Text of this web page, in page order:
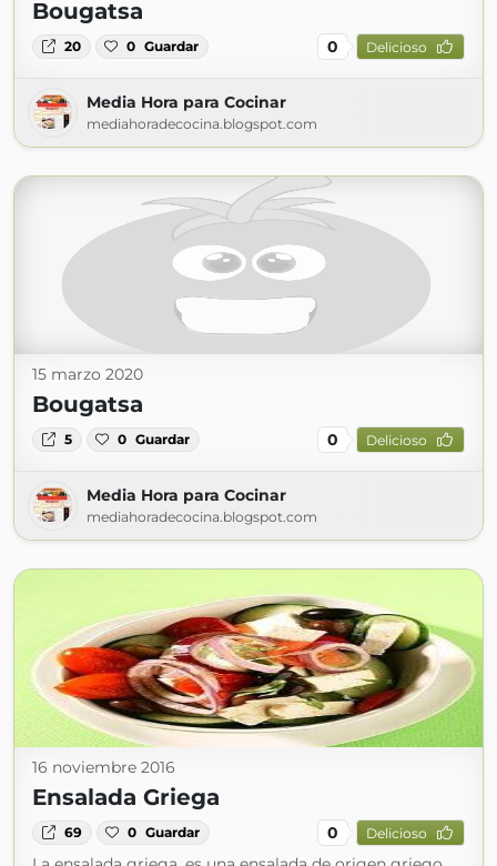
Bougatsa
20 0 Guardar 0 Delicioso
Media Hora para Cocinar
mediahoradecocina.blogspot.com
15 marzo 2020
Bougatsa
5 0 Guardar 0 Delicioso
Media Hora para Cocinar
mediahoradecocina.blogspot.com
16 noviembre 2016
Ensalada Griega
69 0 Guardar 0 Delicioso